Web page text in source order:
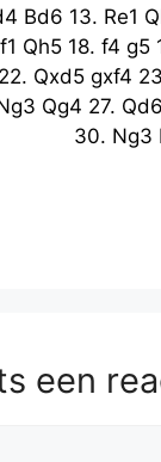
Bd6 13. Re1
Qh5 18. f4 g5
22. Qxd5 gxf4
Qg4 27. Qd6
30. Ng3
een